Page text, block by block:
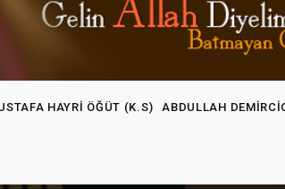
HAYRI ÖĞÜT (K.S) ABDULLAH